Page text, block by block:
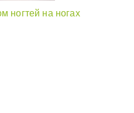
ногтей на ногах